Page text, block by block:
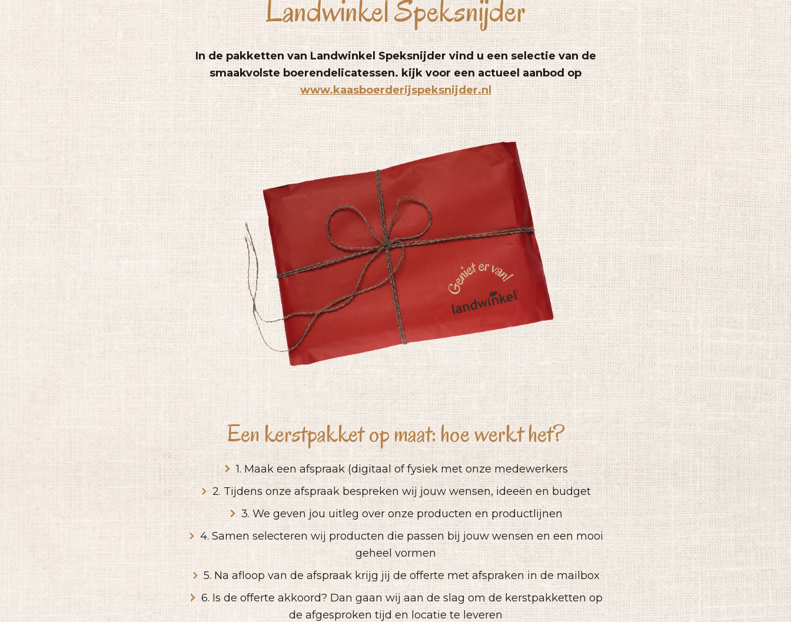
Landwinkel Speksnijder
In de pakketten van Landwinkel Speksnijdervind u een selectie van de
smaakvolste boerendelicatessen.kijk voor een actueel aanbod op
www.kaasboerderijspeksnijder.nl
Een kerstpakket op maat: hoe werkt het?
1. Maak een afspraak (digitaal of fysiek met onze medewerkers
2. Tijdens onze afspraak bespreken wij jouw wensen, ideeën en budget
3. We geven jou uitleg over onze producten en productlijnen
4. Samen selecteren wij producten die passen bij jouw wensen en een mooi
geheel vormen
5. Na afloop van de afspraak krijg jij de offerte met afspraken in de mailbox
6. Is de offerte akkoord? Dan gaan wij aan de slag om de kerstpakketten op
de afgesproken tijd en locatie te leveren